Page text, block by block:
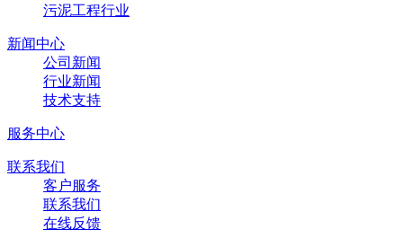
污泥工程行业
新闻中心
公司新闻
行业新闻
技术支持
服务中心
联系我们
客户服务
联系我们
在线反馈